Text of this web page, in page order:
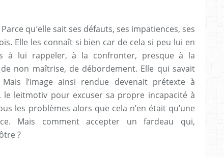
qu’elle sait ses défauts, ses impatiences, ses
Elle les connaît si bien car de cela si peu lui en
à lui rappeler, à la confronter, presque à la
non maîtrise, de débordement. Elle qui savait
l’image ainsi rendue devenait prétexte à
le leitmotiv pour excuser sa propre incapacité à
les problèmes alors que cela n’en était qu’une
Mais comment accepter un fardeau qui,
?